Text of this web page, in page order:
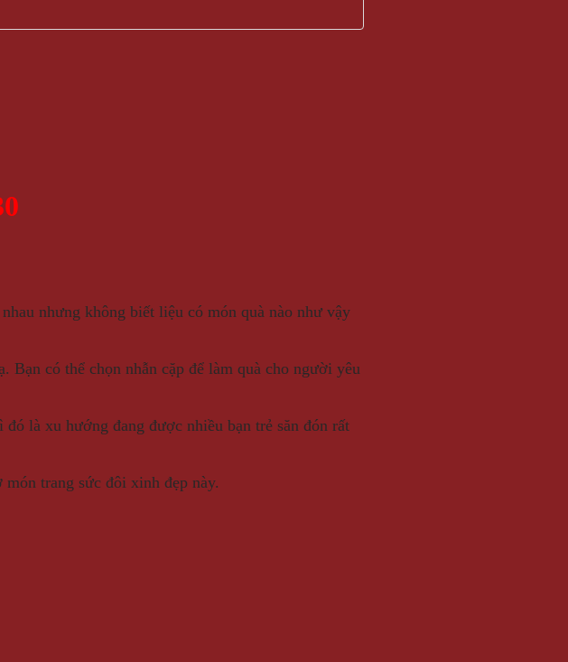
nhưng không biết liệu có món quà nào như vậy
có thể chọn nhẫn cặp để làm quà cho người yêu
là xu hướng đang được nhiều bạn trẻ săn đón rất
món trang sức đôi xinh đẹp này.